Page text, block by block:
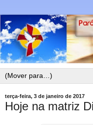
terça-feira, 3 de janeiro de 2017
Hoje na matriz